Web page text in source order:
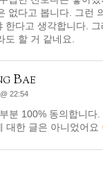
없다고 봅니다. 그런
한다고 생각합니다.
도 할 거 같네요.
Bae
22:54
분 100% 동의합니다
대한 글은 아니었어요